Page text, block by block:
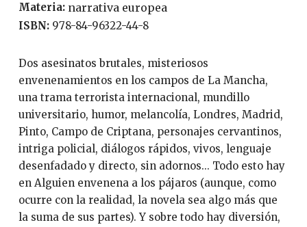
Materia: narrativa europea
ISBN: 978-84-96322-44-8
Dos asesinatos brutales, misteriosos
envenenamientos en los campos de La Mancha,
una trama terrorista internacional, mundillo
universitario, humor, melancolía, Londres, Madrid,
Pinto, Campo de Criptana, personajes cervantinos,
intriga policial, diálogos rápidos, vivos, lenguaje
desenfadado y directo, sin adornos... Todo esto hay
en Alguien envenena a los pájaros (aunque, como
ocurre con la realidad, la novela sea algo más que
la suma de sus partes). Y sobre todo hay diversión,